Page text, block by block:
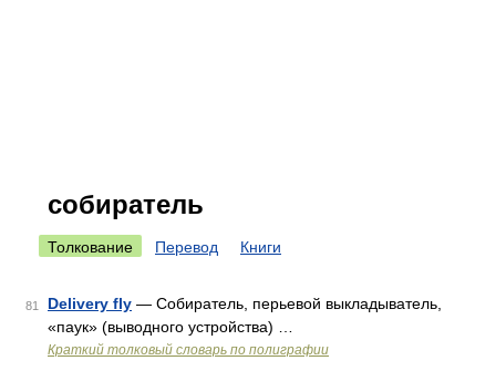
собиратель
Толкование Перевод Книги
81 Delivery fly — Собиратель, перьевой выкладыватель,
«паук» (выводного устройства) …
Краткий толковый словарь по полиграфии